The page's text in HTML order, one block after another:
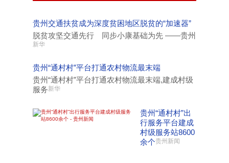
贵州交通扶贫成为深度贫困地区脱贫的“加速器”
脱贫攻坚交通先行 同步小康基础为先 ——贵州
新华
贵州“通村村”平台打通农村物流最末端
贵州“通村村”平台打通农村物流最末端,建成村级
服务新华
贵州“通村村”出
行服务平台建成
村级服务站8600
余个贵州新闻